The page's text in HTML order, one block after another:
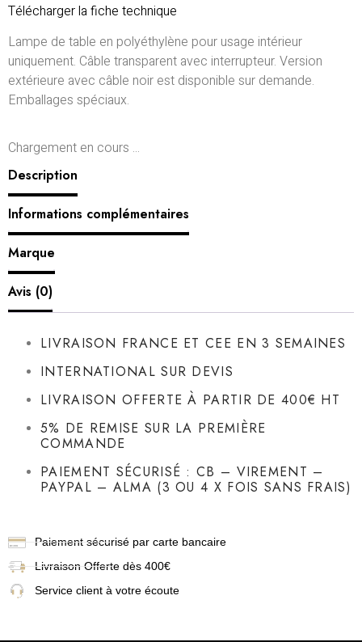
Télécharger la fiche technique
Lampe de table en polyéthylène pour usage intérieur
uniquement. Câble transparent avec interrupteur. Version
extérieure avec câble noir est disponible sur demande.
Emballages spéciaux.
Chargement en cours ...
Description
Informations complémentaires
Marque
Avis (0)
LIVRAISON FRANCE ET CEE EN 3 SEMAINES
INTERNATIONAL SUR DEVIS
LIVRAISON OFFERTE À PARTIR DE 400€ HT
5% DE REMISE SUR LA PREMIÈRE
COMMANDE
PAIEMENT SÉCURISÉ : CB – VIREMENT –
PAYPAL – ALMA (3 OU 4 X FOIS SANS FRAIS)
Paiement sécurisé par carte bancaire
Livraison Offerte dès 400€
Service client à votre écoute